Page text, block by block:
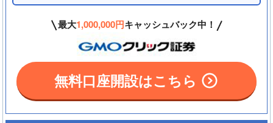
最大1,000,000円キャッシュバック中！
無料口座開設はこちら